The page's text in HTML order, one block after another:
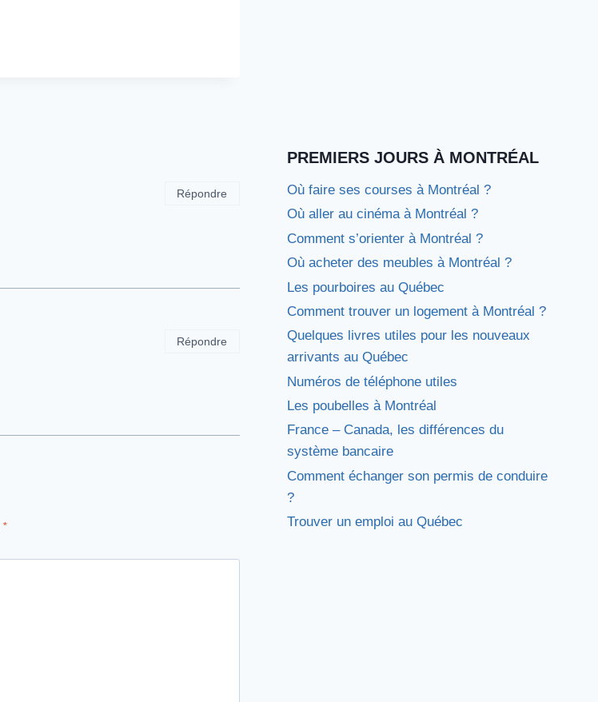
Répondre
Répondre
*
PREMIERS JOURS À MONTRÉAL
Où faire ses courses à Montréal ?
Où aller au cinéma à Montréal ?
Comment s’orienter à Montréal ?
Où acheter des meubles à Montréal ?
Les pourboires au Québec
Comment trouver un logement à Montréal ?
Quelques livres utiles pour les nouveaux
arrivants au Québec
Numéros de téléphone utiles
Les poubelles à Montréal
France – Canada, les différences du
système bancaire
Comment échanger son permis de conduire
?
Trouver un emploi au Québec